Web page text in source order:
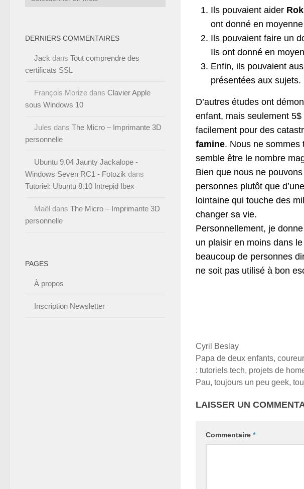
Ils pouvaient aider
ont donné en moyenne
Ils pouvaient faire un
Ils ont donné en
Enfin, ils pouvaient
présentées aux
D’autres études ont
enfant, mais seulement
facilement pour des
famine. Nous ne sommes
semble être le nombre
Bien que nous ne
personnes plutôt que
lointaine qui touche des
changer sa vie.
Personnellement, je donne
un plaisir en moins dans
beaucoup de personnes
ne soit pas utilisé à bon
Cyril Beslay
Papa de deux enfants,
: tutoriels tech, projets de
Pau, toujours un peu geek,
LAISSER UN
Commentaire *
DERNIERS COMMENTAIRES
Jack dans Tout comprendre des
certificats SSL
François Morize dans Clavier Apple
sous Windows 10
Jules dans The Micro – Imprimante 3D
personnelle
Ubuntu 9.04 Jaunty Jackalope -
Windows Seven RC1 - Fotozik dans
Tutoriel: Ubuntu 8.10 Intrepid Ibex
Maël dans The Micro – Imprimante 3D
personnelle
PAGES
À propos
Inscription Newsletter